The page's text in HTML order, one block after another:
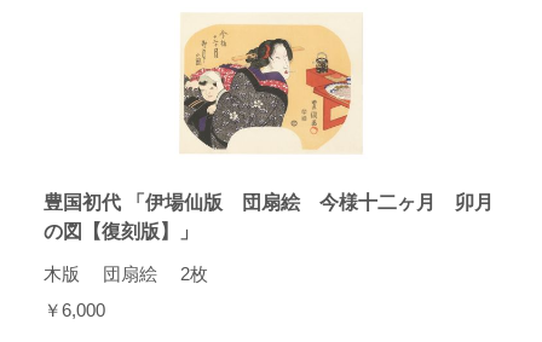
豊国初代 「伊場仙版 団扇絵 今様十二ヶ月 卯月
の図【復刻版】」
木版 団扇絵 2枚
￥6,000